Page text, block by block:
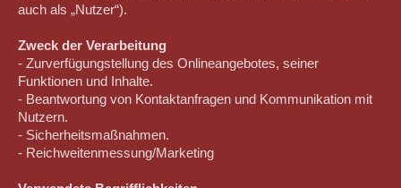
auch als „Nutzer“).
Zweck der Verarbeitung
- Zurverfügungstellung des Onlineangebotes, seiner
Funktionen und Inhalte.
- Beantwortung von Kontaktanfragen und Kommunikation mit
Nutzern.
- Sicherheitsmaßnahmen.
- Reichweitenmessung/Marketing